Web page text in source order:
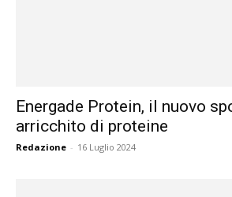
Energade Protein, il nuovo
arricchito di proteine
Redazione - 16 Luglio 2024